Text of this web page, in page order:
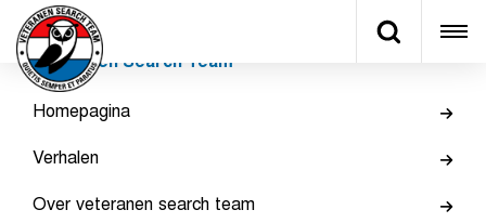
Veteranen Search Team
Homepagina
Verhalen
Over veteranen search team